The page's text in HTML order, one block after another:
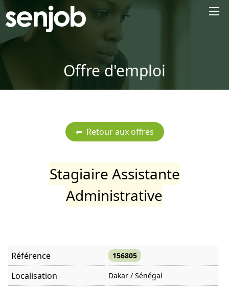
Offre d'emploi
Stagiaire Assistante
Administrative
Référence 156805
Localisation Dakar / Sénégal